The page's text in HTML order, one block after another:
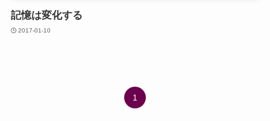
記憶は変化する
2017-01-10
1